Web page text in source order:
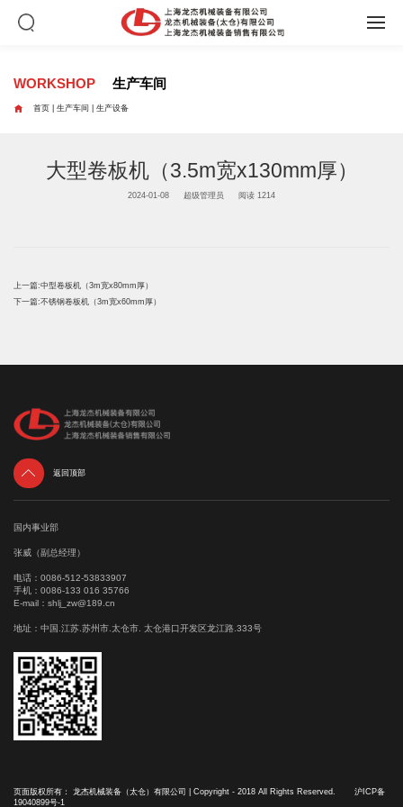
WORKSHOP 生产车间
 首页| 生产车间 生产设备
大型卷板机（3.5m宽x130mm厚）
2024-01-08 超级管理员 阅读 1214
上一篇:中型卷板机（3m宽x80mm厚）
下一篇:不锈钢卷板机（3m宽x60mm厚）
 返回顶部
国内事业部
张威（副总经理）
电话： 0086-512-53833907
手机： 0086-133 016 35766
E-mail： shlj_zw@189.cn
地址：中国.江苏.苏州市.太仓市. 太仓港口开发区龙江路.333号
页面版权所有： 龙杰机械装备（太仓）有限公司 | Copyright - 2018 All Rights Reserved. 沪ICP备
19040899号-1